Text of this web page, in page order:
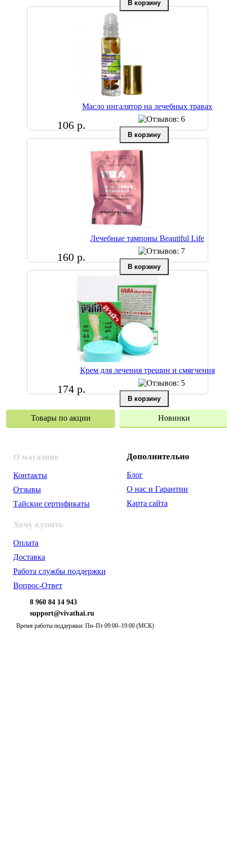
Масло ингалятор на лечебных травах
106 р.
Лечебные тампоны Beautiful Life
160 р.
Крем для лечения трещин и смягчения
174 р.
Товары по акции Новинки
О магазине
Контакты
Отзывы
Тайские сертификаты
Хочу купить
Оплата
Доставка
Работа службы поддержки
Вопрос-Ответ
Дополнительно
Блог
О нас и Гарантии
Карта сайта
8 960 84 14 943
support@vivathai.ru
Время работы поддержки: Пн–Пт 09:00–19:00 (МСК)